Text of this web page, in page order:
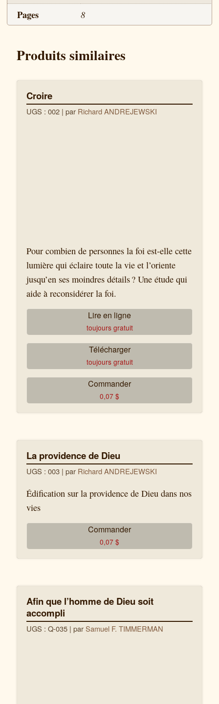
Pages 8
Produits similaires
Croire
UGS : 002 | par Richard ANDREJEWSKI
Pour combien de personnes la foi est-elle cette
lumière qui éclaire toute la vie et l’oriente
jusqu’en ses moindres détails ? Une étude qui
aide à reconsidérer la foi.
Lire en ligne
toujours gratuit
Télécharger
toujours gratuit
Commander
0,07 $
La providence de Dieu
UGS : 003 | par Richard ANDREJEWSKI
Édification sur la providence de Dieu dans nos
vies
Commander
0,07 $
Afin que l’homme de Dieu soit
accompli
UGS : Q-035 | parSamuel F. TIMMERMAN